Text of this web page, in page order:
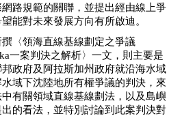
路規範的關聯，並提出經由線上爭
能對未來發展方向有所啟迪。
領海直線基線劃定之爭議
一案判決之解析〉一文，則主要是
政府及阿拉斯加州政府就沿海水域
域下沈陸地所有權爭議的判決，來
有關領域直線基線劃法，以及島嶼
的看法，並特別討論到此案判決對